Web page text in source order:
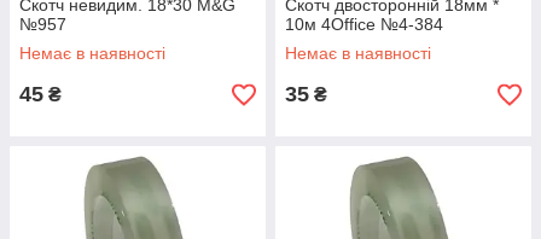
Скотч невидим. 18*30 M&G
№957
Немає в наявності
45 ₴
Скотч двосторонній 18мм *
10м 4Office №4-384
Немає в наявності
35 ₴